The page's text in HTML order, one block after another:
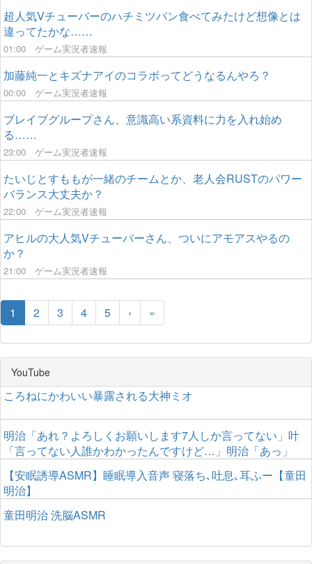
超人気Vチューバーのハチミツパン食べてみたけど想像とは
違ってたかな……
01:00 ゲーム実況者速報
加藤純一とキズナアイのコラボってどうなるんやろ？
00:00 ゲーム実況者速報
ブレイブグループさん、意識高い系資料に力を入れ始め
る……
23:00 ゲーム実況者速報
たいじとすももが一緒のチームとか、老人会RUSTのパワー
バランス大丈夫か？
22:00 ゲーム実況者速報
アヒルの大人気Vチューバーさん、ついにアモアスやるの
か？
21:00 ゲーム実況者速報
1 2 3 4 5 › »
YouTube
ころねにかわいい暴露される大神ミオ
明治「あれ？よろしくお願いします7人しか言ってない」叶
「言ってない人誰かわかったんですけど…」明治「あっ」
【安眠誘導ASMR】睡眠導入音声 寝落ち､吐息､耳ふー【童田
明治】
童田明治 洗脳ASMR